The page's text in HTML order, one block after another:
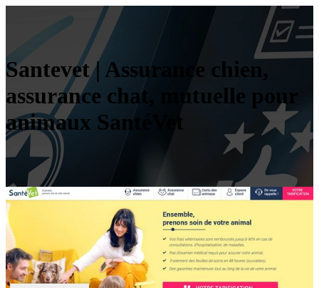
Santevet | Assurance chien,
assurance chat, mutuelle pour
animaux SantéVet